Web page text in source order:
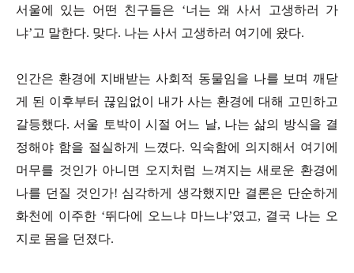
서울에 있는 어떤 친구들은 ‘너는 왜 사서 고생하러 가
냐’고 말한다. 맞다. 나는 사서 고생하러 여기에 왔다.
인간은 환경에 지배받는 사회적 동물임을 나를 보며 깨닫
게 된 이후부터 끊임없이 내가 사는 환경에 대해 고민하고
갈등했다. 서울 토박이 시절 어느 날, 나는 삶의 방식을 결
정해야 함을 절실하게 느꼈다. 익숙함에 의지해서 여기에
머무를 것인가 아니면 오지처럼 느껴지는 새로운 환경에
나를 던질 것인가! 심각하게 생각했지만 결론은 단순하게
화천에 이주한 ‘뛰다에 오느냐 마느냐’였고, 결국 나는 오
지로 몸을 던졌다.